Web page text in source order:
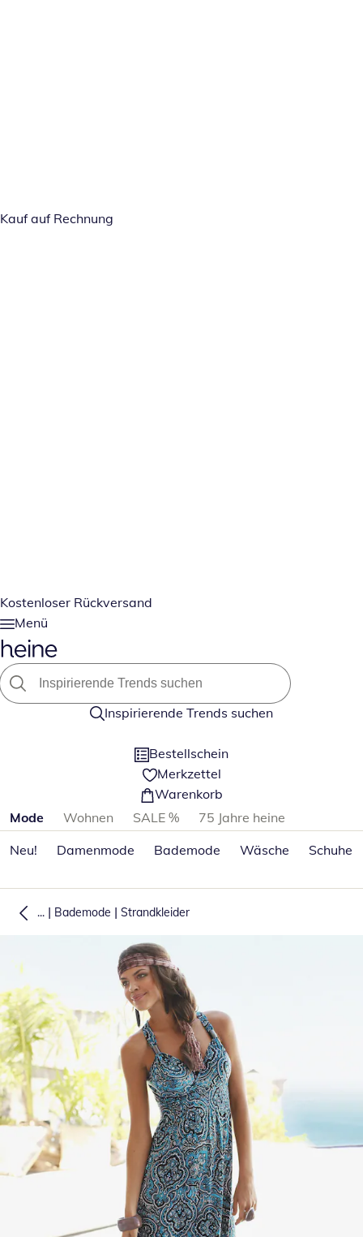
Kauf auf Rechnung
Kostenloser Rückversand
Menü
Inspirierende Trends suchen
Bestellschein
Merkzettel
Warenkorb
Produktkategorien überspringen
Mode Wohnen SALE %
75 Jahre heine
Neu!
Damenmode Bademode Wäsche Schuhe
... | Bademode | Strandkleider